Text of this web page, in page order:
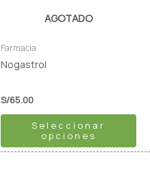
AGOTADO
Farmacia
Nogastrol
S/65.00
Seleccionar
opciones
pueden
elegir
la
producto